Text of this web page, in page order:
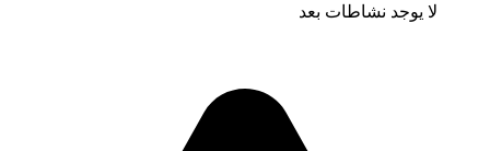
لا يوجد نشاطات بعد